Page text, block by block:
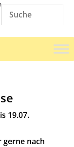
19.07.
gerne nach